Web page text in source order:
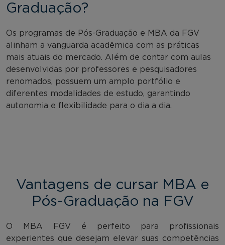
Graduação?
Os programas de Pós-Graduação e MBA da FGV
alinham a vanguarda acadêmica com as práticas
mais atuais do mercado. Além de contar com aulas
desenvolvidas por professores e pesquisadores
renomados, possuem um amplo portfólio e
diferentes modalidades de estudo, garantindo
autonomia e flexibilidade para o dia a dia.
Vantagens de cursar MBA e
Pós-Graduação na FGV
O MBA FGV é perfeito para profissionais
experientes que desejam elevar suas competências